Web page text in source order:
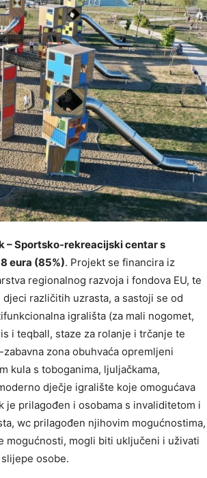
– Sportsko-rekreacijski centar s
eura (85%). Projekt se financira iz
regionalnog razvoja i fondova EU, te
različitih uzrasta, a sastoji se od
igrališta (za mali nogomet,
i teqball, staze za rolanje i trčanje te
zona obuhvaća opremljeni
kula s toboganima, ljuljačkama,
dječje igralište koje omogućava
prilagođen i osobama s invaliditetom i
wc prilagođen njihovim mogućnostima,
mogućnosti, mogli biti uključeni i uživati
osobe.